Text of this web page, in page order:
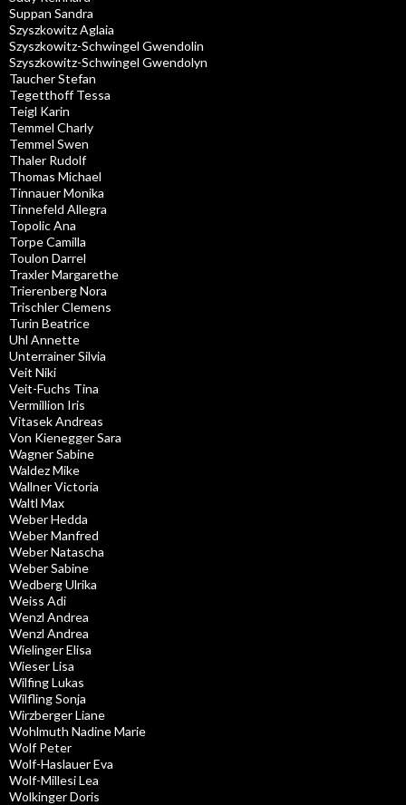
Suppan Sandra
Szyszkowitz Aglaia
Szyszkowitz-Schwingel Gwendolin
Szyszkowitz-Schwingel Gwendolyn
Taucher Stefan
Tegetthoff Tessa
Teigl Karin
Temmel Charly
Temmel Swen
Thaler Rudolf
Thomas Michael
Tinnauer Monika
Tinnefeld Allegra
Topolic Ana
Torpe Camilla
Toulon Darrel
Traxler Margarethe
Trierenberg Nora
Trischler Clemens
Turin Beatrice
Uhl Annette
Unterrainer Silvia
Veit Niki
Veit-Fuchs Tina
Vermillion Iris
Vitasek Andreas
Von Kienegger Sara
Wagner Sabine
Waldez Mike
Wallner Victoria
Waltl Max
Weber Hedda
Weber Manfred
Weber Natascha
Weber Sabine
Wedberg Ulrika
Weiss Adi
Wenzl Andrea
Wenzl Andrea
Wielinger Elisa
Wieser Lisa
Wilfing Lukas
Wilfling Sonja
Wirzberger Liane
Wohlmuth Nadine Marie
Wolf Peter
Wolf-Haslauer Eva
Wolf-Millesi Lea
Wolkinger Doris